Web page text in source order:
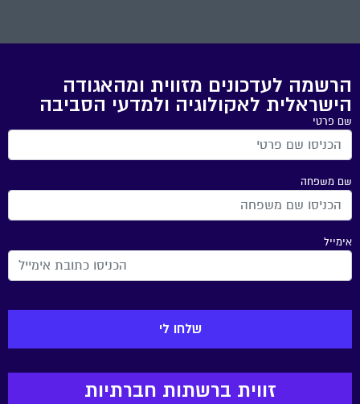
הרשמה לעדכונים מזווית ומהאגודה
הישראלית לאקולוגיה ולמדעי הסביבה
שם פרטי
שם משפחה
אימייל
זווית ברשתות חברתיות